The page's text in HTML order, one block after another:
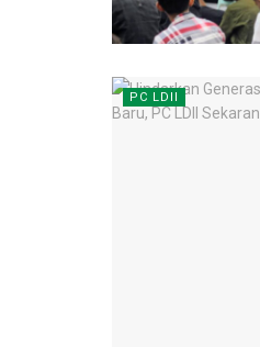
PC LDII